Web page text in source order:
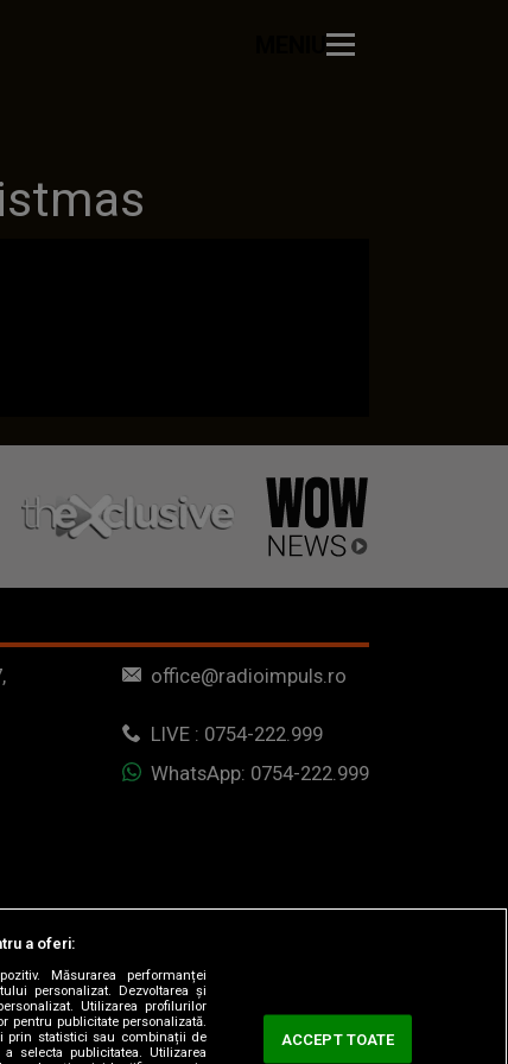
office@radioimpuls.ro
LIVE : 0754-222.999
WhatsApp: 0754-222.999
a oferi:
Măsurarea performanței
personalizat. Dezvoltarea și
Utilizarea profilurilor
pentru publicitate personalizată.
prin statistici sau combinații de
selecta publicitatea. Utilizarea
ACCEPT TOATE